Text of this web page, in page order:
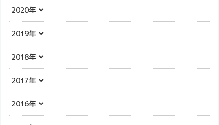
2020年
2019年
2018年
2017年
2016年